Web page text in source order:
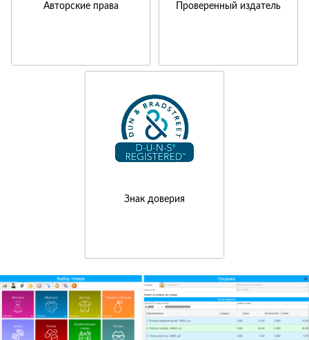
Авторские права Проверенный издатель
Знак доверия